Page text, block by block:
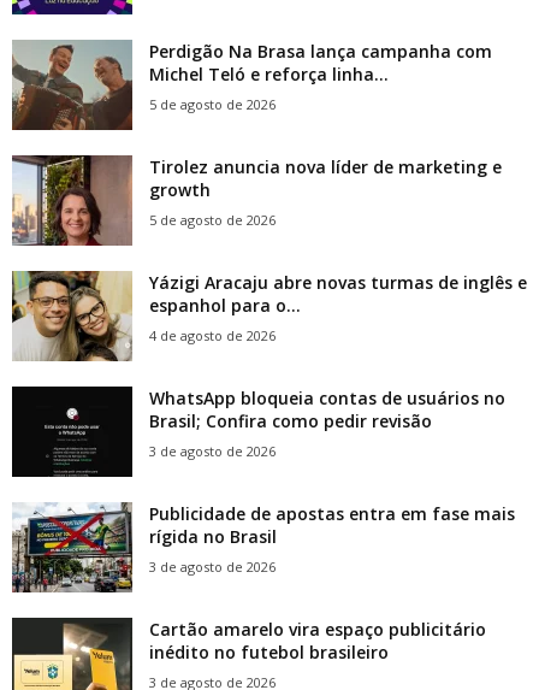
Perdigão Na Brasa lança campanha com
Michel Teló e reforça linha...
5 de agosto de 2026
Tirolez anuncia nova líder de marketing e
growth
5 de agosto de 2026
Yázigi Aracaju abre novas turmas de inglês e
espanhol para o...
4 de agosto de 2026
WhatsApp bloqueia contas de usuários no
Brasil; Confira como pedir revisão
3 de agosto de 2026
Publicidade de apostas entra em fase mais
rígida no Brasil
3 de agosto de 2026
Cartão amarelo vira espaço publicitário
inédito no futebol brasileiro
3 de agosto de 2026